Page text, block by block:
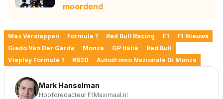
moordend
Max Verstappen Formule 1 Red Bull Racing F1
F1 Nieuws
Giedo Van Der Garde
Monza GP Italië
Red Bull
Viaplay Formule 1
RB20 Autodromo Nazionale Di Monza
Mark Hanselman
Hoofdredacteur F1Maximaal.nl